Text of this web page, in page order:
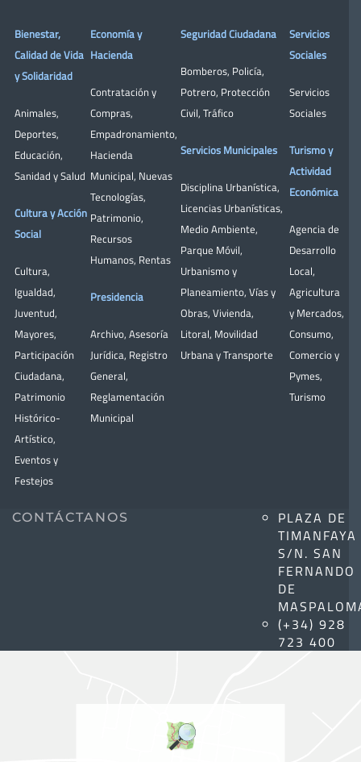
Bienestar,
Calidad de Vida
y Solidaridad
Animales,
Deportes,
Educación,
Sanidad y Salud
Cultura y Acción
Social
Cultura,
Igualdad,
Juventud,
Mayores,
Participación
Ciudadana,
Patrimonio
Histórico-
Artístico,
Eventos y
Festejos
Economía y
Hacienda
Contratación y
Compras,
Empadronamiento,
Hacienda
Municipal, Nuevas
Tecnologías,
Patrimonio,
Recursos
Humanos, Rentas
Presidencia
Archivo, Asesoría
Jurídica, Registro
General,
Reglamentación
Municipal
Seguridad Ciudadana
Bomberos, Policía,
Potrero, Protección
Civil, Tráfico
Servicios Municipales
Disciplina Urbanística,
Licencias Urbanísticas,
Medio Ambiente,
Parque Móvil,
Urbanismo y
Planeamiento, Vías y
Obras, Vivienda,
Litoral, Movilidad
Urbana y Transporte
Servicios
Sociales
Servicios
Sociales
Turismo y
Actividad
Económica
Agencia de
Desarrollo
Local,
Agricultura
y Mercados,
Consumo,
Comercio y
Pymes,
Turismo
CONTÁCTANOS
PLAZA DE
TIMANFAYA
S/N. SAN
FERNANDO
DE
(+34) 928
723 400